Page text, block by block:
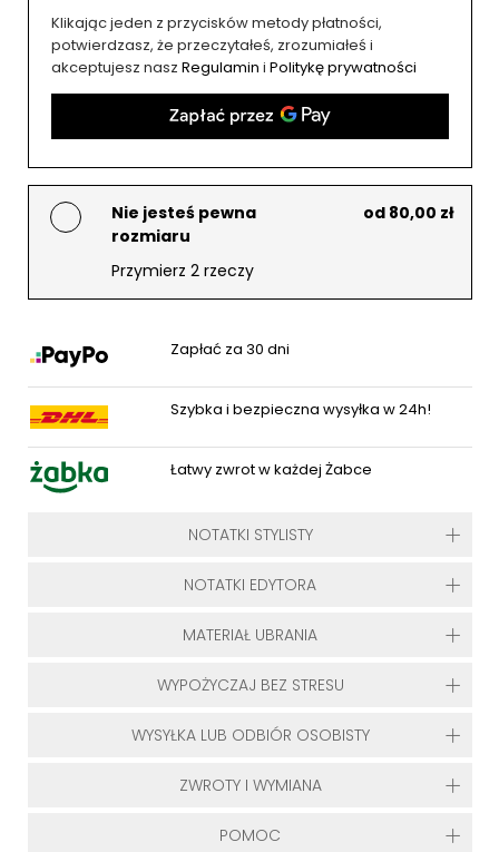
Klikając jeden z przycisków metody płatności,
potwierdzasz, że przeczytałeś, zrozumiałeś i
akceptujesz nasz Regulamin i Politykę prywatności
Nie jesteś pewna
rozmiaru
od 80,00 zł
Przymierz 2 rzeczy
Zapłać za 30 dni
Szybka i bezpieczna wysyłka w 24h!
Łatwy zwrot w każdej Żabce
NOTATKI STYLISTY
NOTATKI EDYTORA
MATERIAŁ UBRANIA
WYPOŻYCZAJ BEZ STRESU
WYSYŁKA LUB ODBIÓR OSOBISTY
ZWROTY I WYMIANA
POMOC